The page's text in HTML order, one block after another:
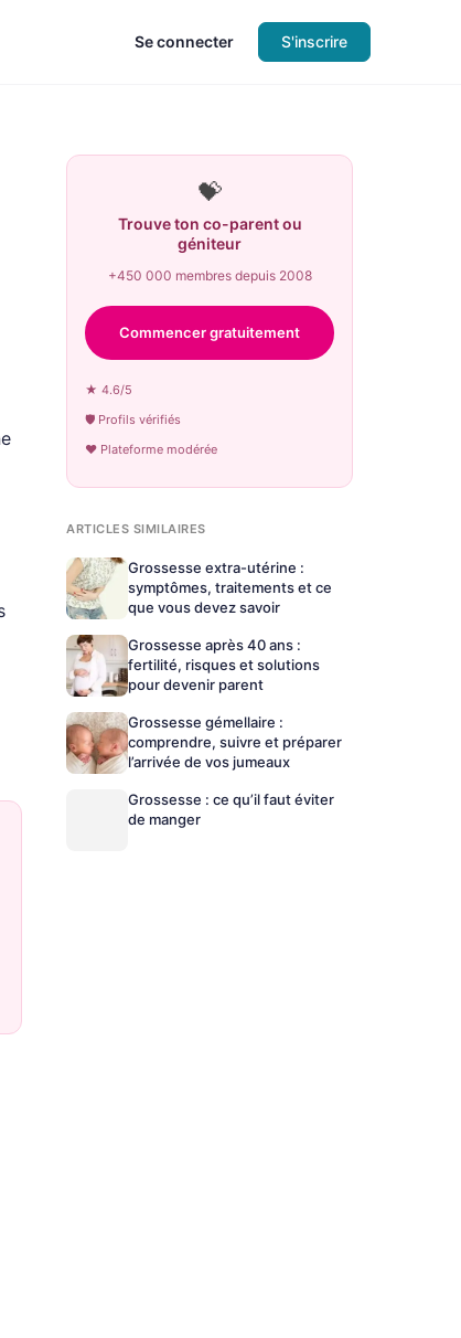
Se connecter S'inscrire
💝
Trouve ton co-parent ou
géniteur
+450 000 membres depuis 2008
Commencer gratuitement
★ 4.6/5
🛡 Profils vérifiés
♥ Plateforme modérée
ARTICLES SIMILAIRES
Grossesse extra-utérine :
symptômes, traitements et ce
que vous devez savoir
Grossesse après 40 ans :
fertilité, risques et solutions
pour devenir parent
Grossesse gémellaire :
comprendre, suivre et préparer
l’arrivée de vos jumeaux
Grossesse : ce qu’il faut éviter
de manger